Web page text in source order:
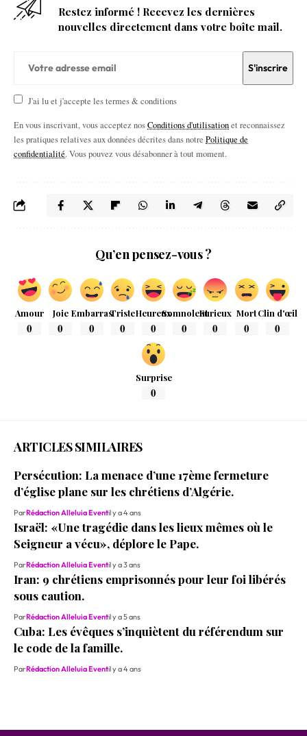
Restez informé ! Recevez les dernières
nouvelles directement dans votre boîte mail.
J'ai lu et j'accepte les termes & conditions
En vous inscrivant, vous acceptez nosConditions d'utilisationet reconnaissez
les pratiques relatives aux données décrites dans notre Politique de
confidentialité. Vous pouvez vous désabonner à tout moment.
Qu’en pensez-vous ?
Amour
0
Joie
0
Embarras
0
Triste
0
Heureux
0
Somnolent
0
Furieux
0
Mort
0
Clin d'œil
0
Surprise
0
ARTICLES SIMILAIRES
Persécution: La menace d’une 17ème fermeture
d’église plane sur les chrétiens d’Algérie.
ParRédaction Alleluia Eventil y a 4 ans
Israël: «Une tragédie dans les lieux mêmes où le
Seigneur a vécu», déplore le Pape.
ParRédaction Alleluia Eventil y a 3 ans
Iran: 9 chrétiens emprisonnés pour leur foi libérés
sous caution.
ParRédaction Alleluia Eventil y a 5 ans
Cuba: Les évêques s’inquiètent du référendum sur
le code de la famille.
ParRédaction Alleluia Eventil y a 4 ans